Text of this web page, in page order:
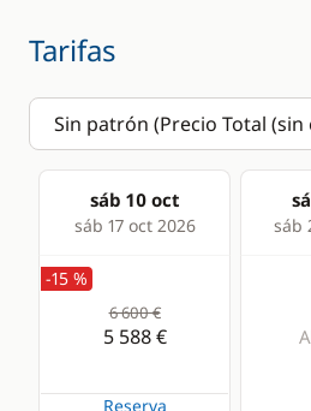
Tarifas
sáb 10 oct
sáb 17 oct 2026 sáb
-15 %
6 600 €
5 588 €
Reserva